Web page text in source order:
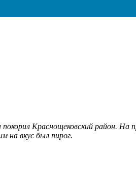
Краснощековский район. На
на вкус был пирог.